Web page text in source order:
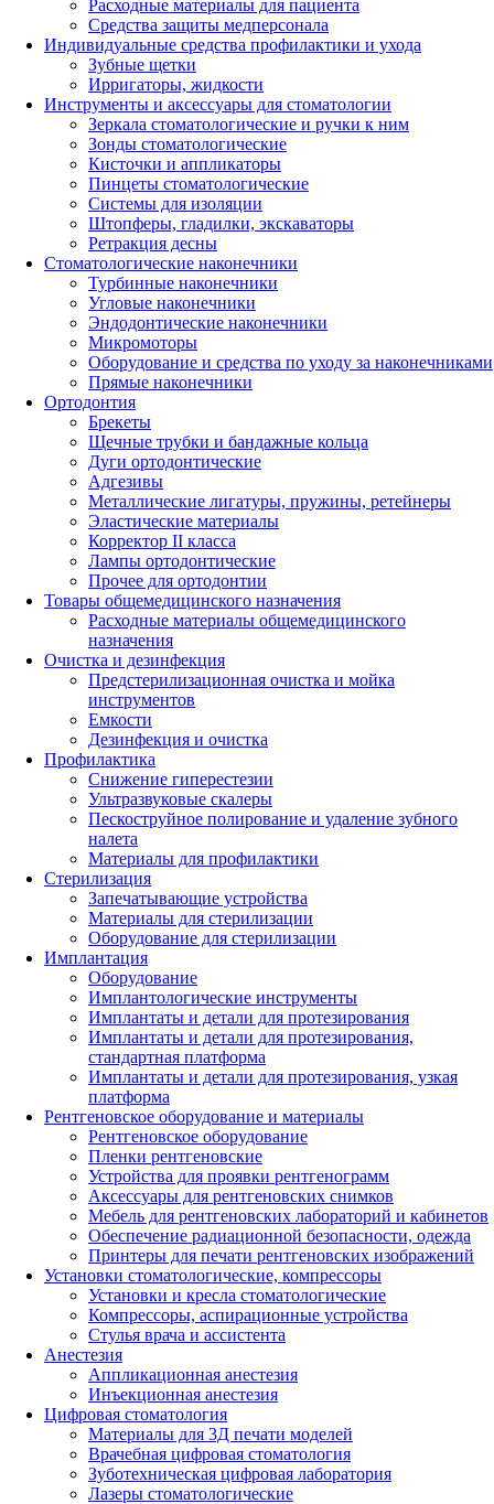
Расходные материалы для пациента
Средства защиты медперсонала
Индивидуальные средства профилактики и ухода
Зубные щетки
Ирригаторы, жидкости
Инструменты и аксессуары для стоматологии
Зеркала стоматологические и ручки к ним
Зонды стоматологические
Кисточки и аппликаторы
Пинцеты стоматологические
Системы для изоляции
Штопферы, гладилки, экскаваторы
Ретракция десны
Стоматологические наконечники
Турбинные наконечники
Угловые наконечники
Эндодонтические наконечники
Микромоторы
Оборудование и средства по уходу за наконечниками
Прямые наконечники
Ортодонтия
Брекеты
Щечные трубки и бандажные кольца
Дуги ортодонтические
Адгезивы
Металлические лигатуры, пружины, ретейнеры
Эластические материалы
Корректор II класса
Лампы ортодонтические
Прочее для ортодонтии
Товары общемедицинского назначения
Расходные материалы общемедицинского
назначения
Очистка и дезинфекция
Предстерилизационная очистка и мойка
инструментов
Емкости
Дезинфекция и очистка
Профилактика
Снижение гиперестезии
Ультразвуковые скалеры
Пескоструйное полирование и удаление зубного
налета
Материалы для профилактики
Стерилизация
Запечатывающие устройства
Материалы для стерилизации
Оборудование для стерилизации
Имплантация
Оборудование
Имплантологические инструменты
Имплантаты и детали для протезирования
Имплантаты и детали для протезирования,
стандартная платформа
Имплантаты и детали для протезирования, узкая
платформа
Рентгеновское оборудование и материалы
Рентгеновское оборудование
Пленки рентгеновские
Устройства для проявки рентгенограмм
Аксессуары для рентгеновских снимков
Мебель для рентгеновских лабораторий и кабинетов
Обеспечение радиационной безопасности, одежда
Принтеры для печати рентгеновских изображений
Установки стоматологические, компрессоры
Установки и кресла стоматологические
Компрессоры, аспирационные устройства
Стулья врача и ассистента
Анестезия
Аппликационная анестезия
Инъекционная анестезия
Цифровая стоматология
Материалы для 3Д печати моделей
Врачебная цифровая стоматология
Зуботехническая цифровая лаборатория
Лазеры стоматологические